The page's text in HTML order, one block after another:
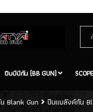
ปืนบีบีกัน (BB GUN)
Blank Gun ปืนแบล๊งค์กัน